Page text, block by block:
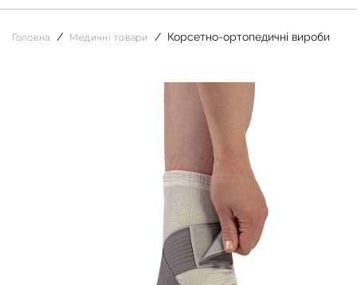
Головна Медичні товари Корсетно-ортопедичні вироби